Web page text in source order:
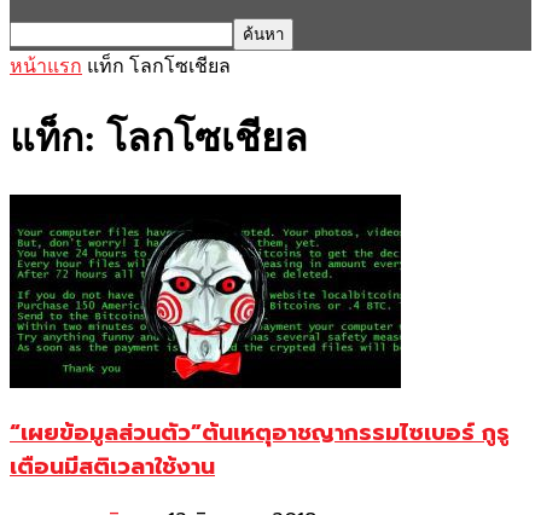
หน้าแรก แท็ก โลกโซเชียล
แท็ก: โลกโซเชียล
“เผยข้อมูลส่วนตัว”ต้นเหตุอาชญากรรมไซเบอร์ กูรู
เตือนมีสติเวลาใช้งาน